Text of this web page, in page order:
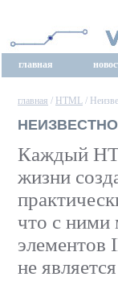
главная
главная / HTML /
Каждый
жизни
что с ними
элементов
не